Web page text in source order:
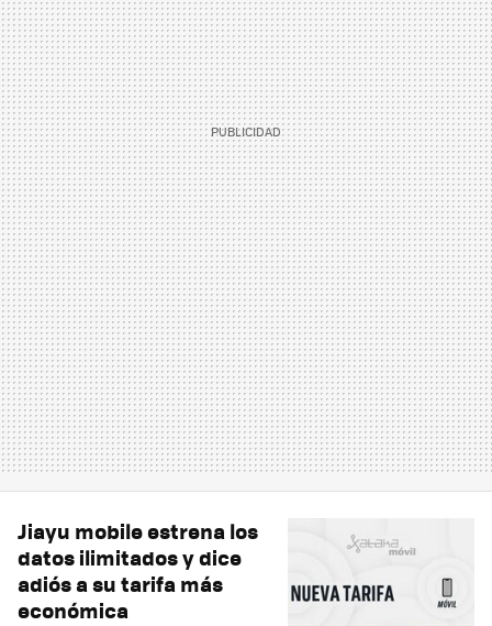
Jiayu mobile estrena los
datos ilimitados y dice
adiós a su tarifa más
económica